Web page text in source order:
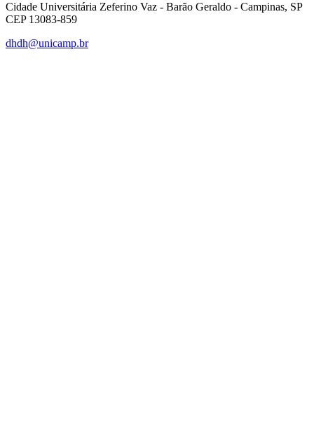
Cidade Universitária Zeferino Vaz - Barão Geraldo - Campinas, SP
CEP 13083-859
dhdh@unicamp.br